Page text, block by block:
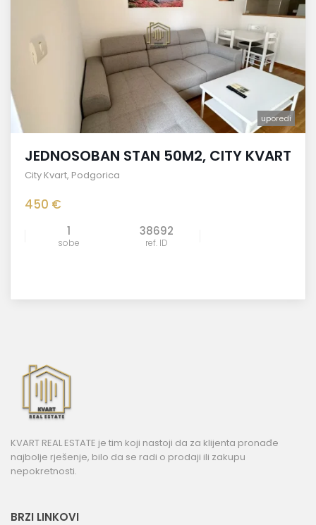
uporedi
JEDNOSOBAN STAN 50M2, CITY KVART
City Kvart, Podgorica
450 €
1
sobe
38692
ref. ID
KVART REAL ESTATE je tim koji nastoji da za klijenta pronađe
najbolje rješenje, bilo da se radi o prodaji ili zakupu
nepokretnosti.
BRZI LINKOVI